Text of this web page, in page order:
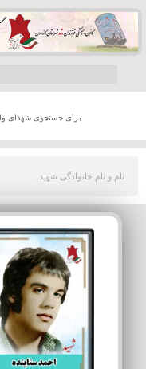
برای جستجوی شهدای